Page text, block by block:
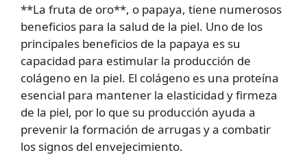
**La fruta de oro**, o papaya, tiene numerosos
beneficios para la salud de la piel. Uno de los
principales beneficios de la papaya es su
capacidad para estimular la producción de
colágeno en la piel. El colágeno es una proteína
esencial para mantener la elasticidad y firmeza
de la piel, por lo que su producción ayuda a
prevenir la formación de arrugas y a combatir
los signos del envejecimiento.